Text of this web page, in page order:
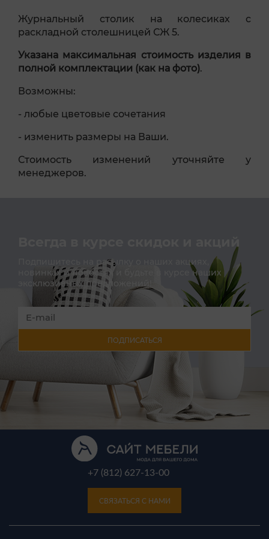
Журнальный столик на колесиках с
раскладной столешницей СЖ 5.
Указана максимальная стоимость изделия в
полной комплектации (как на фото).
Возможны:
- любые цветовые сочетания
- изменить размеры на Ваши.
Стоимость изменений уточняйте у
менеджеров.
Всегда в курсе скидок и акций
Подпишитесь на расылку о наших акциях,
новинках и новостях и будьте в курсе наших
эксклюзивных предложений!
ПОДПИСАТЬСЯ
+7 (812) 627-13-00
СВЯЗАТЬСЯ С НАМИ